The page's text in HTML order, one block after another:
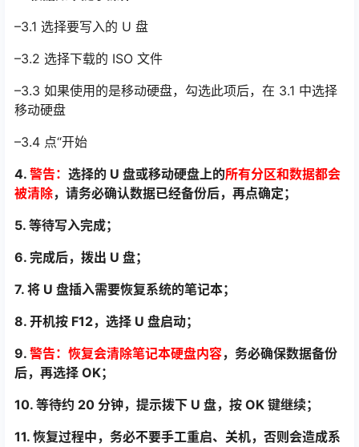
–3.1 选择要写入的 U 盘
–3.2 选择下载的 ISO 文件
–3.3 如果使用的是移动硬盘，勾选此项后，在 3.1 中选择
移动硬盘
–3.4 点“开始
4. 警告： 选择的 U 盘或移动硬盘上的所有分区和数据都会
被清除，请务必确认数据已经备份后，再点确定；
5. 等待写入完成；
6. 完成后，拨出 U 盘；
7. 将 U 盘插入需要恢复系统的笔记本；
8. 开机按 F12，选择 U 盘启动；
9. 警告：恢复会清除笔记本硬盘内容，务必确保数据备份
后，再选择 OK；
10. 等待约 20 分钟，提示拨下 U 盘，按 OK 键继续；
11. 恢复过程中，务必不要手工重启、关机，否则会造成系